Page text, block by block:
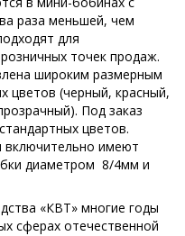
раза меньшей, чем
для
точек продаж.
широким размерным
цветов (черный, красный,
Под заказ
цветов.
включительно имеют
диаметром 8/4мм и
«КВТ» многие годы
сферах отечественной